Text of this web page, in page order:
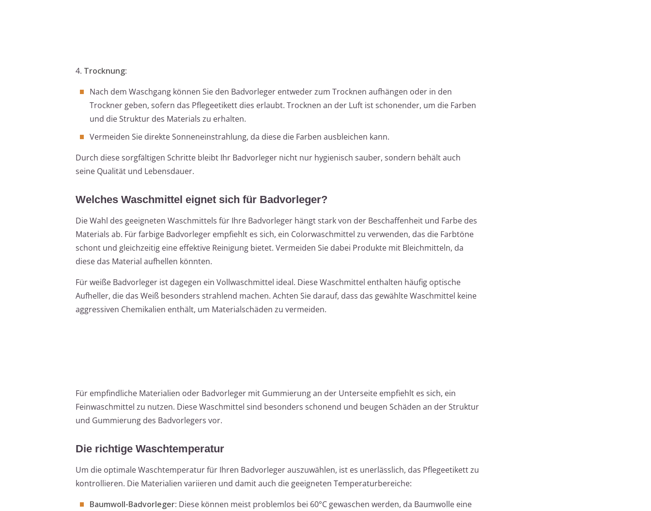
4. Trocknung:
Nach dem Waschgang können Sie den Badvorleger entweder zum Trocknen aufhängen oder in den
Trockner geben, sofern das Pflegeetikett dies erlaubt. Trocknen an der Luft ist schonender, um die Farben
und die Struktur des Materials zu erhalten.
Vermeiden Sie direkte Sonneneinstrahlung, da diese die Farben ausbleichen kann.
Durch diese sorgfältigen Schritte bleibt Ihr Badvorleger nicht nur hygienisch sauber, sondern behält auch
seine Qualität und Lebensdauer.
Welches Waschmittel eignet sich für Badvorleger?
Die Wahl des geeigneten Waschmittels für Ihre Badvorleger hängt stark von der Beschaffenheit und Farbe des
Materials ab. Für farbige Badvorleger empfiehlt es sich, ein Colorwaschmittel zu verwenden, das die Farbtöne
schont und gleichzeitig eine effektive Reinigung bietet. Vermeiden Sie dabei Produkte mit Bleichmitteln, da
diese das Material aufhellen könnten.
Für weiße Badvorleger ist dagegen ein Vollwaschmittel ideal. Diese Waschmittel enthalten häufig optische
Aufheller, die das Weiß besonders strahlend machen. Achten Sie darauf, dass das gewählte Waschmittel keine
aggressiven Chemikalien enthält, um Materialschäden zu vermeiden.
Für empfindliche Materialien oder Badvorleger mit Gummierung an der Unterseite empfiehlt es sich, ein
Feinwaschmittel zu nutzen. Diese Waschmittel sind besonders schonend und beugen Schäden an der Struktur
und Gummierung des Badvorlegers vor.
Die richtige Waschtemperatur
Um die optimale Waschtemperatur für Ihren Badvorleger auszuwählen, ist es unerlässlich, das Pflegeetikett zu
kontrollieren. Die Materialien variieren und damit auch die geeigneten Temperaturbereiche:
Baumwoll-Badvorleger: Diese können meist problemlos bei 60°C gewaschen werden, da Baumwolle eine